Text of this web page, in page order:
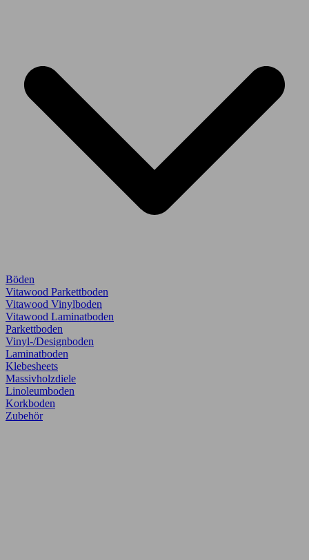
Böden
Vitawood Parkettboden
Vitawood Vinylboden
Vitawood Laminatboden
Parkettboden
Vinyl-/Designboden
Laminatboden
Klebesheets
Massivholzdiele
Linoleumboden
Korkboden
Zubehör